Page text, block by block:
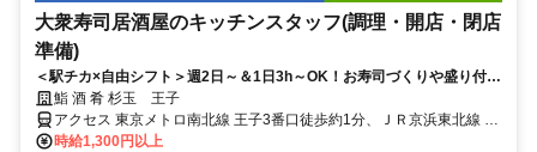
大衆寿司居酒屋のキッチンスタッフ(調理・開店・閉店
準備)
＜駅チカ×自由シフト＞週2日～＆1日3h～OK！お寿司づくりや盛り付け
などコツコツ働ける
鮨 酒 肴 杉玉 王子
アクセス 東京メトロ南北線 王子3番口徒歩約1分、ＪＲ京浜東北線 王
子北口徒歩約1分、都電荒川線 王子駅前北口徒歩約3分
時給1,300円以上